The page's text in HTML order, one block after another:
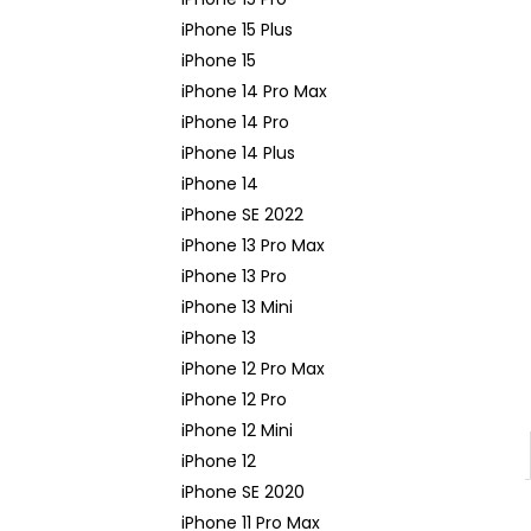
iPhone 15 Plus
iPhone 15
iPhone 14 Pro Max
iPhone 14 Pro
iPhone 14 Plus
iPhone 14
iPhone SE 2022
iPhone 13 Pro Max
iPhone 13 Pro
iPhone 13 Mini
iPhone 13
iPhone 12 Pro Max
iPhone 12 Pro
iPhone 12 Mini
iPhone 12
iPhone SE 2020
iPhone 11 Pro Max
APPLE USB-C / USB-C DÁTOVÝ KÁBEL
(2M) MLL82ZM/A - ORIGINAL APPLE
15,90 €
Pôvodne: 21,90 €